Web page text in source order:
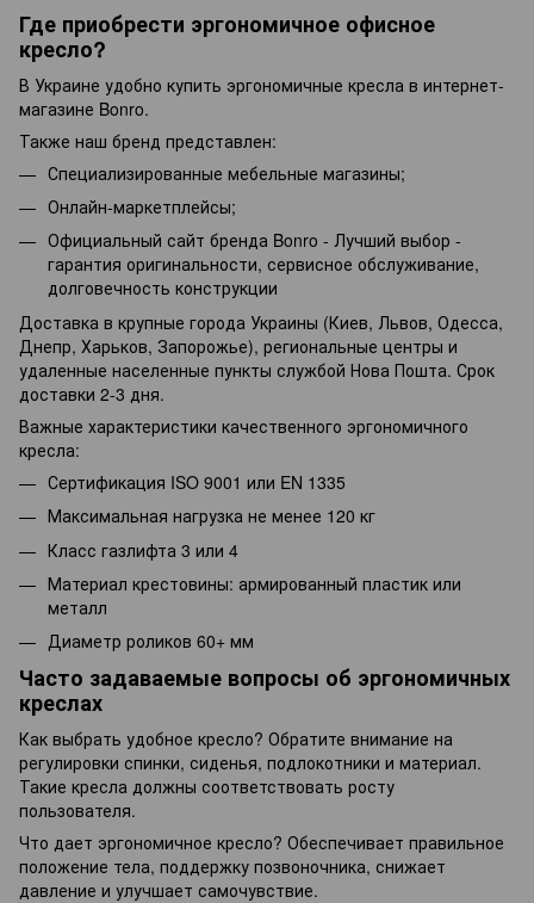
Где приобрести эргономичное офисное
кресло?
В Украине удобно купить эргономичные кресла в интернет-
магазине Bonro.
Также наш бренд представлен:
Специализированные мебельные магазины;
Онлайн-маркетплейсы;
Официальный сайт бренда Bonro - Лучший выбор -
гарантия оригинальности, сервисное обслуживание,
долговечность конструкции
Доставка в крупные города Украины (Киев, Львов, Одесса,
Днепр, Харьков, Запорожье), региональные центры и
удаленные населенные пункты службой Нова Пошта. Срок
доставки 2-3 дня.
Важные характеристики качественного эргономичного
кресла:
Сертификация ISO 9001 или EN 1335
Максимальная нагрузка не менее 120 кг
Класс газлифта 3 или 4
Материал крестовины: армированный пластик или
металл
Диаметр роликов 60+ мм
Часто задаваемые вопросы об эргономичных
креслах
Как выбрать удобное кресло? Обратите внимание на
регулировки спинки, сиденья, подлокотники и материал.
Такие кресла должны соответствовать росту
пользователя.
Что дает эргономичное кресло? Обеспечивает правильное
положение тела, поддержку позвоночника, снижает
давление и улучшает самочувствие.